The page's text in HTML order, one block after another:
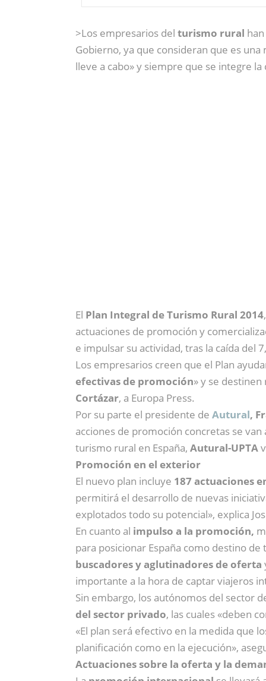
>Los empresarios del turismo rural
Gobierno, ya que consideran que es
lleve a cabo» y siempre que se integre
El Plan Integral de Turismo Rural 2014
actuaciones de promoción y
e impulsar su actividad, tras la caída del
Los empresarios creen que el Plan
efectivas de promoción» y se
Cortázar, a Europa Press.
Por su parte el presidente de Autural,
acciones de promoción concretas se
turismo rural en España, Autural-UPTA
Promoción en el exterior
El nuevo plan incluye 187 actuaciones
permitirá el desarrollo de nuevas
explotados todo su potencial», explica
En cuanto al impulso a la promoción,
para posicionar España como destino
buscadores y aglutinadores de oferta
importante a la hora de captar viajeros
Sin embargo, los autónomos del sector
del sector privado, las cuales «deben
«El plan será efectivo en la medida que
planificación como en la ejecución»,
Actuaciones sobre la oferta y la